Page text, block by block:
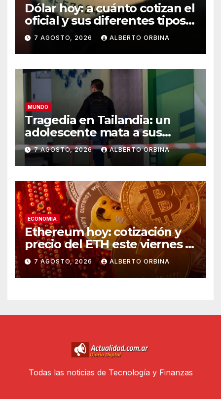
Dólar hoy: a cuánto cotizan el
oficial y sus diferentes tipos
de cambio este viernes 07 de
agosto
7 AGOSTO, 2026 ALBERTO ORBINA
MUNDO
Tragedia en Tailandia: un
adolescente mata a sus
abuelos y a cinco personas
en un colegio
7 AGOSTO, 2026 ALBERTO ORBINA
ECONOMIA
Ethereum hoy: cotización y
precio del ETH este viernes 7
de agosto de 2026
7 AGOSTO, 2026 ALBERTO ORBINA
Todas las noticias de Tecnología y Finanzas